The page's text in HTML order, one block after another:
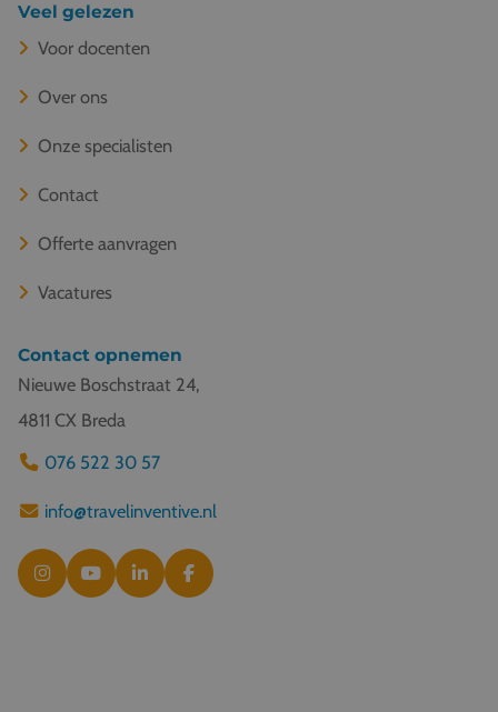
Veel gelezen
Voor docenten
Over ons
Onze specialisten
Contact
Offerte aanvragen
Vacatures
Contact opnemen
Nieuwe Boschstraat 24,
4811 CX Breda
076 522 30 57
info@travelinventive.nl